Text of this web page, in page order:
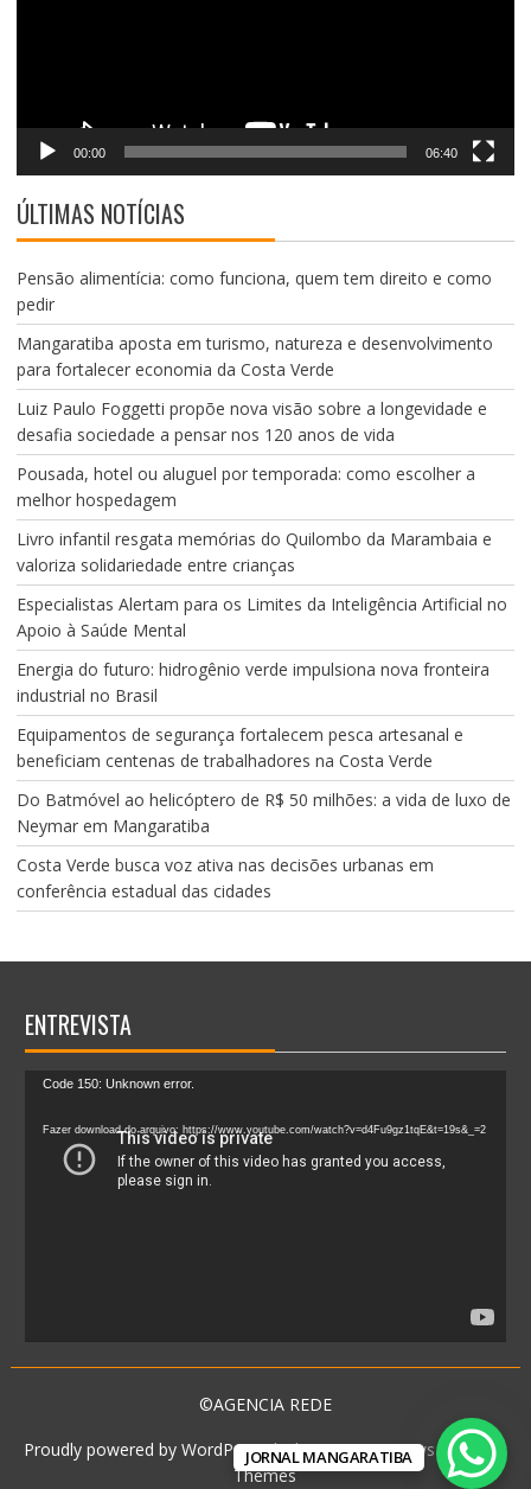
00:00 06:40
ÚLTIMAS NOTÍCIAS
Pensão alimentícia: como funciona, quem tem direito e como
pedir
Mangaratiba aposta em turismo, natureza e desenvolvimento
para fortalecer economia da Costa Verde
Luiz Paulo Foggetti propõe nova visão sobre a longevidade e
desafia sociedade a pensar nos 120 anos de vida
Pousada, hotel ou aluguel por temporada: como escolher a
melhor hospedagem
Livro infantil resgata memórias do Quilombo da Marambaia e
valoriza solidariedade entre crianças
Especialistas Alertam para os Limites da Inteligência Artificial no
Apoio à Saúde Mental
Energia do futuro: hidrogênio verde impulsiona nova fronteira
industrial no Brasil
Equipamentos de segurança fortalecem pesca artesanal e
beneficiam centenas de trabalhadores na Costa Verde
Do Batmóvel ao helicóptero de R$ 50 milhões: a vida de luxo de
Neymar em Mangaratiba
Costa Verde busca voz ativa nas decisões urbanas em
conferência estadual das cidades
ENTREVISTA
Tocador
vídeo
Code 150: Unknown error.
Fazer download do arquivo: https://www.youtube.com/watch?v=d4Fu9gz1tqE&t=19s&_=2
©AGENCIA REDE
Proudly powered by WordPress |Theme: SuperNews byAcme
Themes
JORNAL MANGARATIBA